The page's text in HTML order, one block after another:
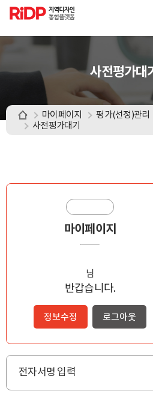
RiDP 지역디자인
통합플랫폼
열기 알림
사전평가대
마이페이지 평가(선정)관리
사전평가대기
마이페이지
님
반갑습니다.
정보수정 로그아웃
전자서명 입력